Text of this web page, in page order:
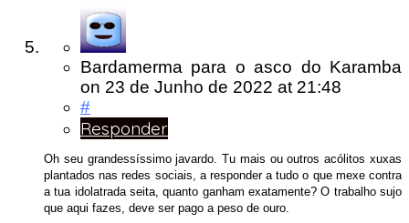
Bardamerma para o asco do Karamba
on 23 de Junho de 2022 at 21:48
#
Responder
Oh seu grandessíssimo javardo. Tu mais ou outros acólitos xuxas
plantados nas redes sociais, a responder a tudo o que mexe contra
a tua idolatrada seita, quanto ganham exatamente? O trabalho sujo
que aqui fazes, deve ser pago a peso de ouro.